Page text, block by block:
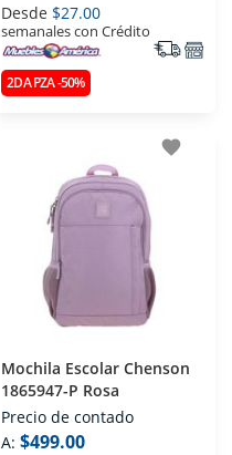
Desde $27.00
semanales con Crédito
2DA PZA -50%
favorite
Mochila Escolar Chenson
1865947-P Rosa
Precio de contado
A: $499.00